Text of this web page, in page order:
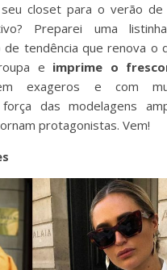
Preparei uma
de tendência que renova o
e imprime o
exageros e com
das modelagens
protagonistas. Vem!